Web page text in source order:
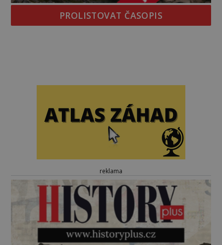
PROLISTOVAT ČASOPIS
reklama